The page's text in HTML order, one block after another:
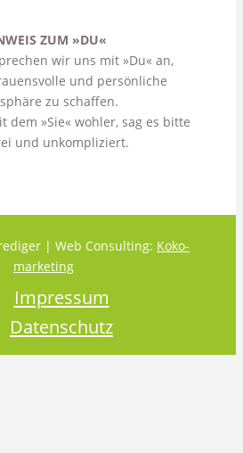
ZUM »DU«
wir uns mit »Du« an,
und persönliche
zu schaffen.
dem »Sie« wohler, sag es bitte
und unkompliziert.
| Web Consulting: Koko-
marketing
Impressum
Datenschutz